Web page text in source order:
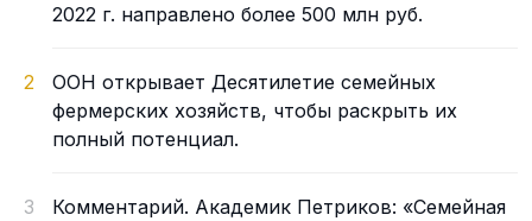
2022 г. направлено более 500 млн руб.
2
ООН открывает Десятилетие семейных
фермерских хозяйств, чтобы раскрыть их
полный потенциал.
3
Комментарий. Академик Петриков: «Семейная